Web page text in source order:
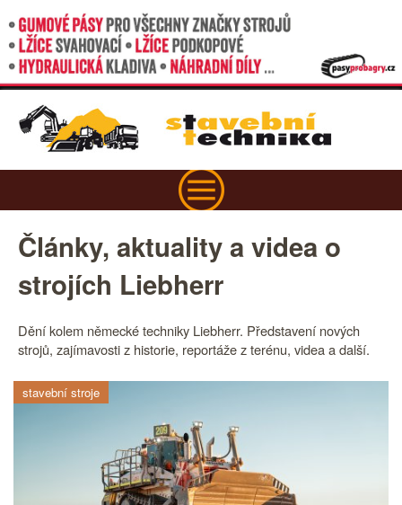
Články, aktuality a videa o
strojích Liebherr
Dění kolem německé techniky Liebherr. Představení nových
strojů, zajímavosti z historie, reportáže z terénu, videa a další.
stavební stroje